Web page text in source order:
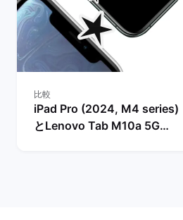
比較
iPad Pro (2024, M4 series)
とLenovo Tab M10a 5G